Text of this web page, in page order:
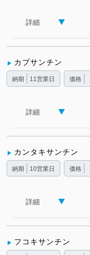
詳細
カプサンチン
納期 11営業日 価格
詳細
カンタキサンチン
納期 10営業日 価格
詳細
フコキサンチン